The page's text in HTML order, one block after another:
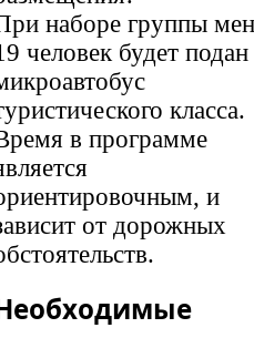
наборе группы
человек будет подан
класса.
в программе
и
от дорожных